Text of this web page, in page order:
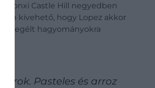
bronxi Castle Hill negyedben
kivehető, hogy Lopez akkor
megélt hagyományokra
Pasteles és arroz